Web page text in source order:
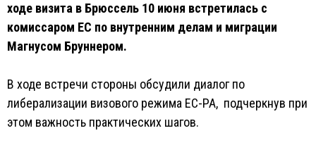
ходе визита в Брюссель 10 июня встретилась с
комиссаром ЕС по внутренним делам и миграции
Магнусом Бруннером.
В ходе встречи стороны обсудили диалог по
либерализации визового режима ЕС-РА, подчеркнув при
этом важность практических шагов.